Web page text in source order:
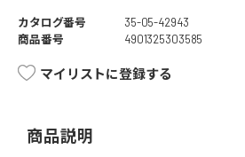
カタログ番号
35-05-42943
商品番号
4901325303585
マイリストに登録する
商品説明